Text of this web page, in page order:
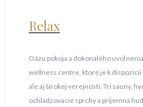
Relax
Oázu pokoja a dokonalého
wellness centre, ktoré je k
ale aj širokej verejnosti. Tri sauny,
ochladzovacie sprchy a príjemná